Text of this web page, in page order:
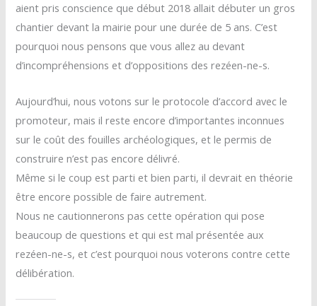
aient pris conscience que début 2018 allait débuter un gros
chantier devant la mairie pour une durée de 5 ans. C’est
pourquoi nous pensons que vous allez au devant
d’incompréhensions et d’oppositions des rezéen-ne-s.
Aujourd’hui, nous votons sur le protocole d’accord avec le
promoteur, mais il reste encore d’importantes inconnues
sur le coût des fouilles archéologiques, et le permis de
construire n’est pas encore délivré.
Même si le coup est parti et bien parti, il devrait en théorie
être encore possible de faire autrement.
Nous ne cautionnerons pas cette opération qui pose
beaucoup de questions et qui est mal présentée aux
rezéen-ne-s, et c’est pourquoi nous voterons contre cette
délibération.